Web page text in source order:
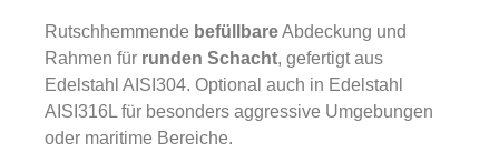
Rutschhemmende befüllbareAbdeckung und
Rahmen für runden Schacht, gefertigt aus
Edelstahl AISI304. Optional auch in Edelstahl
AISI316L für besonders aggressive Umgebungen
oder maritime Bereiche.